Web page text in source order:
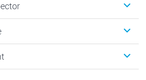
& Tirage photo